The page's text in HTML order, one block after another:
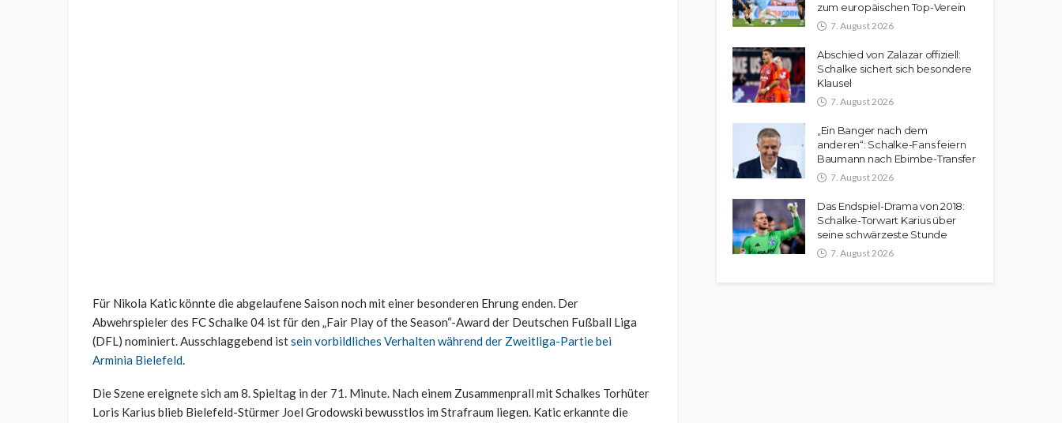
Für Nikola Katic könnte die abgelaufene Saison noch mit einer besonderen Ehrung enden. Der
Abwehrspieler des FC Schalke 04 ist für den „Fair Play of the Season“-Award der Deutschen Fußball Liga
(DFL) nominiert. Ausschlaggebend istsein vorbildliches Verhalten während der Zweitliga-Partie bei
Arminia Bielefeld.
Die Szene ereignete sich am 8. Spieltag in der 71. Minute. Nach einem Zusammenprall mit Schalkes Torhüter
Loris Karius blieb Bielefeld-Stürmer Joel Grodowski bewusstlos im Strafraum liegen. Katic erkannte die
zum europäischen Top-Verein
7. August 2026
Abschied von Zalazar offiziell:
Schalke sichert sich besondere
Klausel
7. August 2026
„Ein Banger nach dem
anderen“: Schalke-Fans feiern
Baumann nach Ebimbe-Transfer
7. August 2026
Das Endspiel-Drama von 2018:
Schalke-Torwart Karius über
seine schwärzeste Stunde
7. August 2026